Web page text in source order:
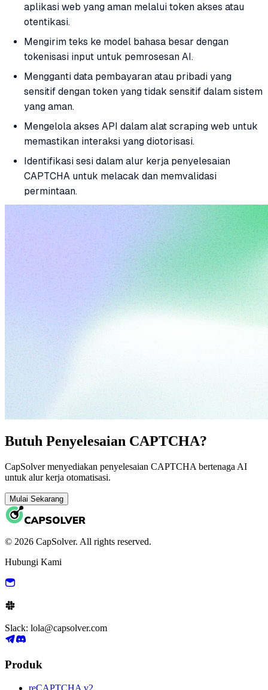
aplikasi web yang aman melalui token akses atau
otentikasi.
Mengirim teks ke model bahasa besar dengan
tokenisasi input untuk pemrosesan AI.
Mengganti data pembayaran atau pribadi yang
sensitif dengan token yang tidak sensitif dalam sistem
yang aman.
Mengelola akses API dalam alat scraping web untuk
memastikan interaksi yang diotorisasi.
Identifikasi sesi dalam alur kerja penyelesaian
CAPTCHA untuk melacak dan memvalidasi
permintaan.
Butuh Penyelesaian CAPTCHA?
CapSolver menyediakan penyelesaian CAPTCHA bertenaga AI
untuk alur kerja otomatisasi.
Mulai Sekarang
© 2026 CapSolver. All rights reserved.
Hubungi Kami
Slack: lola@capsolver.com
Produk
reCAPTCHA v2